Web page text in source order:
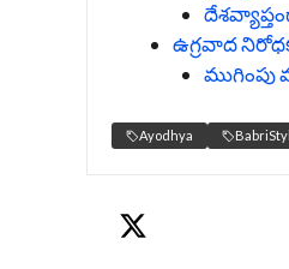
ఉగ్రవాద
Ayodhya